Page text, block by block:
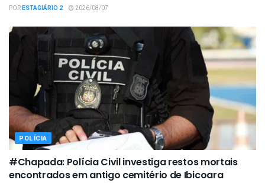
PORESTAGIÁRIO 2 2026/08/07
POLÍCIA
#Chapada: Polícia Civil investiga restos mortais
encontrados em antigo cemitério de Ibicoara